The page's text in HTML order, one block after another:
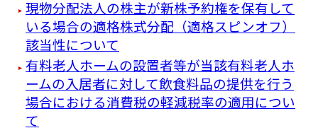
現物分配法人の株主が新株予約権を保有して
いる場合の適格株式分配（適格スピンオフ）
該当性について
有料老人ホームの設置者等が当該有料老人ホ
ームの入居者に対して飲食料品の提供を行う
場合における消費税の軽減税率の適用につい
て